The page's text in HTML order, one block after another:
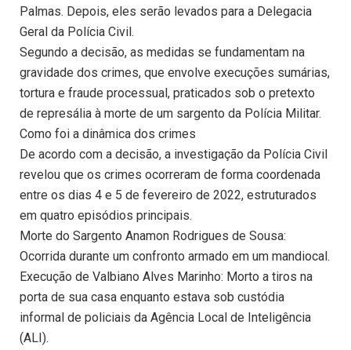
Palmas. Depois, eles serão levados para a Delegacia
Geral da Polícia Civil.
Segundo a decisão, as medidas se fundamentam na
gravidade dos crimes, que envolve execuções sumárias,
tortura e fraude processual, praticados sob o pretexto
de represália à morte de um sargento da Polícia Militar.
Como foi a dinâmica dos crimes
De acordo com a decisão, a investigação da Polícia Civil
revelou que os crimes ocorreram de forma coordenada
entre os dias 4 e 5 de fevereiro de 2022, estruturados
em quatro episódios principais.
Morte do Sargento Anamon Rodrigues de Sousa:
Ocorrida durante um confronto armado em um mandiocal.
Execução de Valbiano Alves Marinho: Morto a tiros na
porta de sua casa enquanto estava sob custódia
informal de policiais da Agência Local de Inteligência
(ALI).